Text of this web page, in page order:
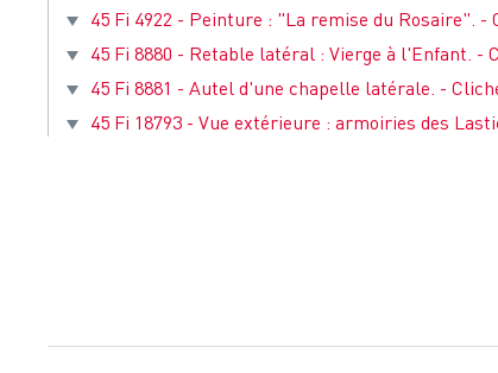
45 Fi 4922 - Peinture : "La remise du Rosaire". -
45 Fi 8880 - Retable latéral : Vierge à l'Enfant. -
45 Fi 8881 - Autel d'une chapelle latérale. -
45 Fi 18793 - Vue extérieure : armoiries des